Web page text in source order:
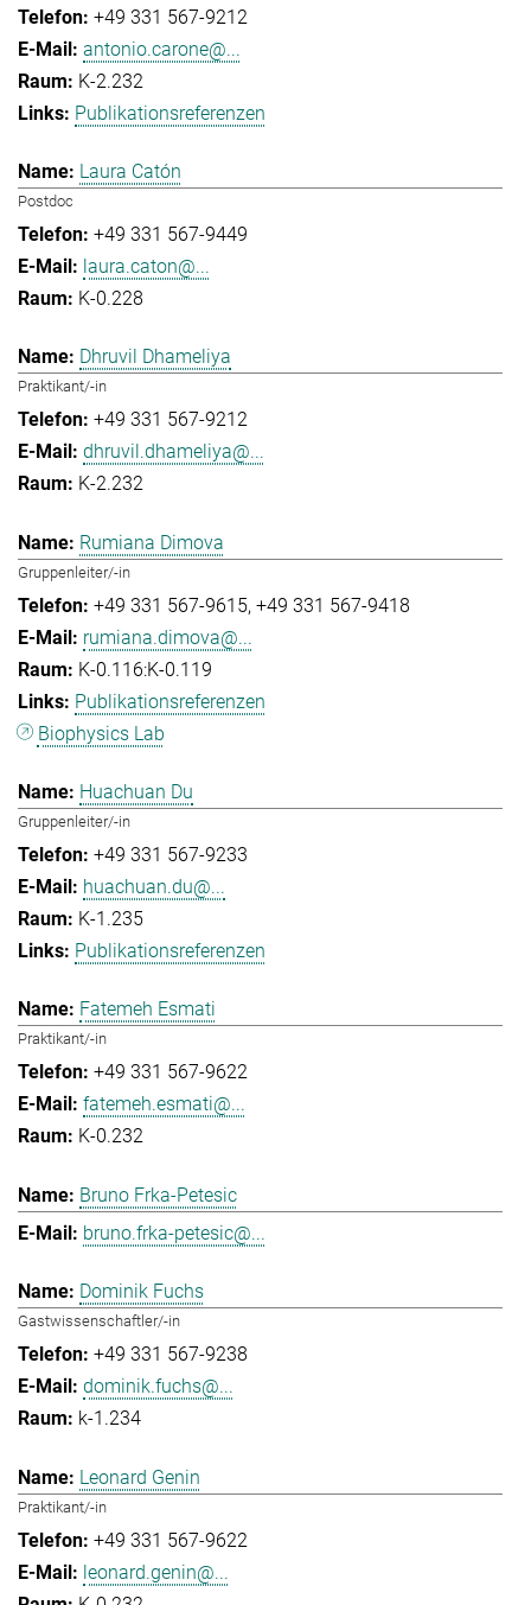
+49 331 567-9212
antonio.carone@...
K-2.232
Publikationsreferenzen
Laura Catón
Postdoc
+49 331 567-9449
laura.caton@...
K-0.228
Dhruvil Dhameliya
Praktikant/-in
+49 331 567-9212
dhruvil.dhameliya@...
K-2.232
Rumiana Dimova
Gruppenleiter/-in
+49 331 567-9615 +49 331 567-9418
rumiana.dimova@...
K-0.116:K-0.119
Publikationsreferenzen
Biophysics Lab
Huachuan Du
Gruppenleiter/-in
+49 331 567-9233
huachuan.du@...
K-1.235
Publikationsreferenzen
Fatemeh Esmati
Praktikant/-in
+49 331 567-9622
fatemeh.esmati@...
K-0.232
Bruno Frka-Petesic
bruno.frka-petesic@...
Dominik Fuchs
Gastwissenschaftler/-in
+49 331 567-9238
dominik.fuchs@...
k-1.234
Leonard Genin
Praktikant/-in
+49 331 567-9622
leonard.genin@...